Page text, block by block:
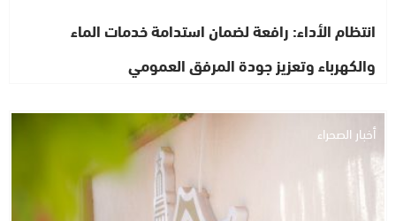
انتظام الأداء: رافعة لضمان استدامة خدمات الماء
والكهرباء وتعزيز جودة المرفق العمومي
أخبار الصحراء